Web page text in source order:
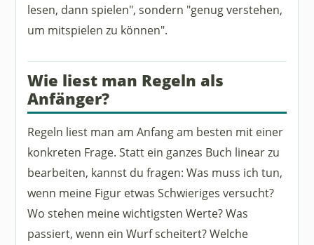
lesen, dann spielen", sondern "genug verstehen,
um mitspielen zu können".
Wie liest man Regeln als
Anfänger?
Regeln liest man am Anfang am besten mit einer
konkreten Frage. Statt ein ganzes Buch linear zu
bearbeiten, kannst du fragen: Was muss ich tun,
wenn meine Figur etwas Schwieriges versucht?
Wo stehen meine wichtigsten Werte? Was
passiert, wenn ein Wurf scheitert? Welche